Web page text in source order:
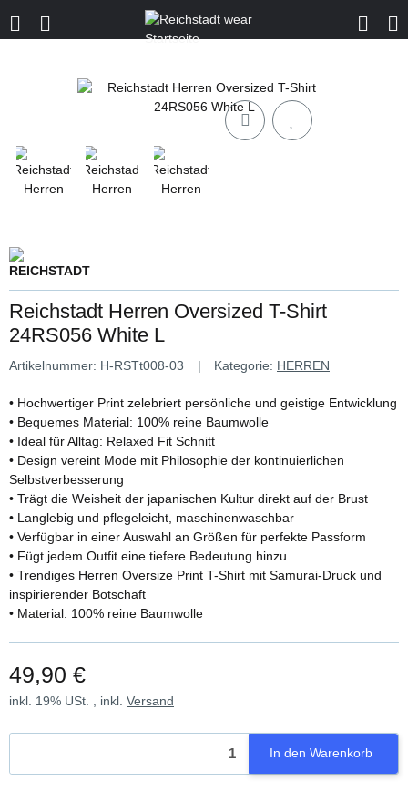
Reichstadt Herren Oversized T-Shirt
24RS056 White L
Artikelnummer: H-RSTt008-03 Kategorie: HERREN
• Hochwertiger Print zelebriert persönliche und geistige Entwicklung
• Bequemes Material: 100% reine Baumwolle
• Ideal für Alltag: Relaxed Fit Schnitt
• Design vereint Mode mit Philosophie der kontinuierlichen
Selbstverbesserung
• Trägt die Weisheit der japanischen Kultur direkt auf der Brust
• Langlebig und pflegeleicht, maschinenwaschbar
• Verfügbar in einer Auswahl an Größen für perfekte Passform
• Fügt jedem Outfit eine tiefere Bedeutung hinzu
• Trendiges Herren Oversize Print T-Shirt mit Samurai-Druck und
inspirierender Botschaft
• Material: 100% reine Baumwolle
49,90 €
inkl. 19% USt. , inkl. Versand
In den Warenkorb